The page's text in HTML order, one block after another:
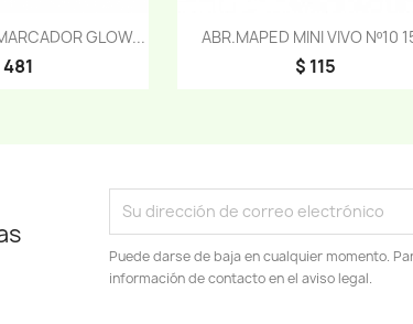
GLOW...
rápida ABR.MAPED MINI VIVO Nº10
$ 115
Vista rápida
Puede darse de baja en cualquier momento.
información de contacto en el aviso legal.